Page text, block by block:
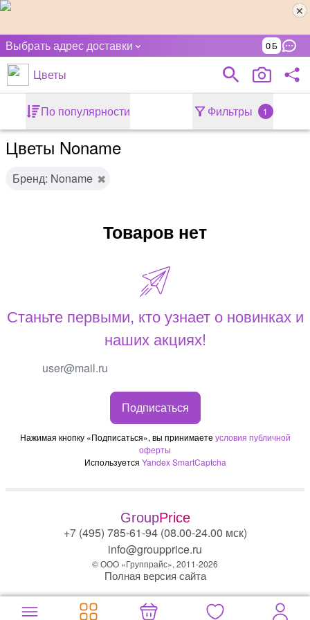
Выбрать адрес доставки 0
Цветы
По популярности Фильтры 1
Цветы Noname
Бренд: Noname
Товаров нет
Станьте первыми, кто узнает о новинках и
наших акциях!
Подписаться
Нажимая кнопку «Подписаться», вы принимаете условия публичной
оферты
Используется Yandex SmartCaptcha
GroupPrice
+7 (495) 785-61-94 (08.00-24.00 мск)
info@groupprice.ru
© ООО «Группрайс», 2011-2026
Полная версия сайта